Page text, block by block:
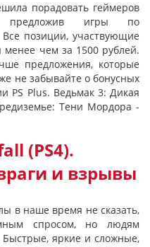
порадовать геймеров
предложив игры по
позиции, участвующие
менее чем за 1500 рублей.
предложения, которые
не забывайте о бонусных
PS Plus. Ведьмак 3: Дикая
Тени Мордора -
(PS4).
и взрывы
в наше время не сказать,
спросом, но людям
яркие и сложные,